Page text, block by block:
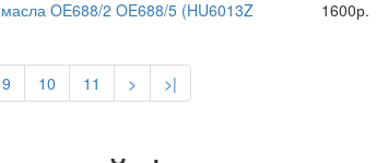
OE688/2 OE688/5 (HU6013Z
1600р.
9 10 11 > >|